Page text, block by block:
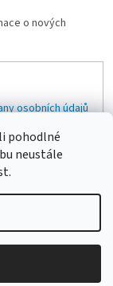
pohodlné
neustále
položku,
o nových
osobních údajů
vyhrazena.